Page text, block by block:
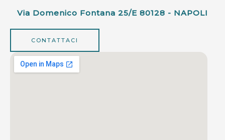
Via Domenico Fontana 25/e 80128 - NAPOLI
CONTATTACI